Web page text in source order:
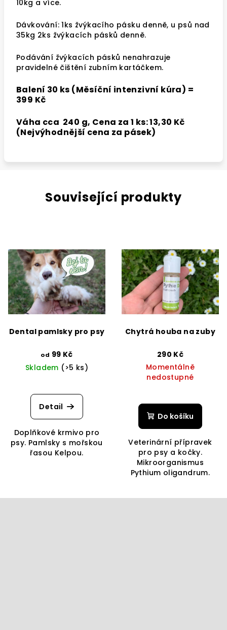
10kg a více.
Dávkování: 1ks žvýkacího pásku denně, u psů nad
35kg 2ks žvýkacích pásků denně.
Podávání žvýkacích pásků nenahrazuje
pravidelné čištění zubním kartáčkem.
Balení 30 ks (Měsíční intenzivní kúra) =
399 Kč
Váha cca 240 g, Cena za 1 ks:13,30 Kč
(Nejvýhodnější cena za pásek)
Související produkty
Dental pamlsky pro psy
od 99 Kč
Skladem (>5 ks)
Detail
Doplňkové krmivo pro
psy. Pamlsky s mořskou
řasou Kelpou.
Chytrá houba na zuby
290 Kč
Momentálně
nedostupné
Do košíku
Veterinární přípravek
pro psy a kočky.
Mikroorganismus
Pythium oligandrum.